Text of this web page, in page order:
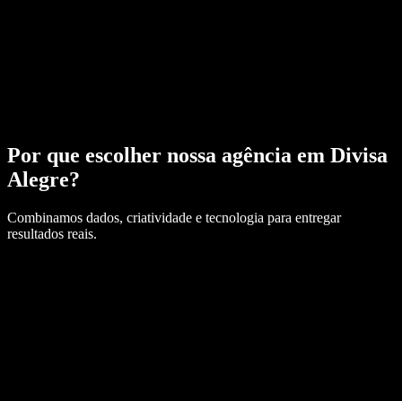
Por que escolher nossa agência em Divisa
Alegre?
Combinamos dados, criatividade e tecnologia para entregar
resultados reais.